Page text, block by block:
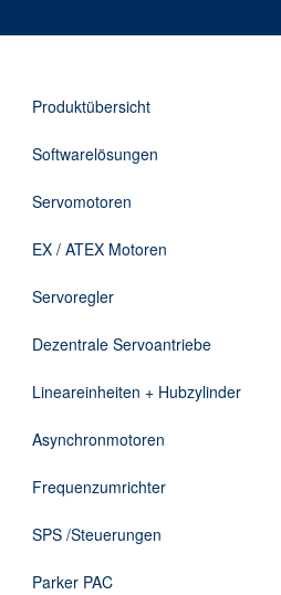
Applikationen
Informationen
Downloads
Kontakt
Produktübersicht
Softwarelösungen
Servomotoren
EX / ATEX Motoren
Servoregler
Dezentrale Servoantriebe
Lineareinheiten + Hubzylinder
Asynchronmotoren
Frequenzumrichter
SPS /Steuerungen
Parker PAC